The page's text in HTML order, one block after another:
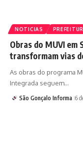
NOTICIAS
Obras do MUVI em
transformam vias
As obras do programa
Integrada seguem…
São Gonçalo Informa 6